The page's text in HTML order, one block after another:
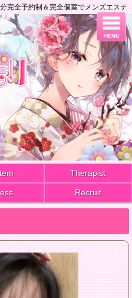
全予約制＆完全個室でメンズエステ 元
Therapist
Recruit